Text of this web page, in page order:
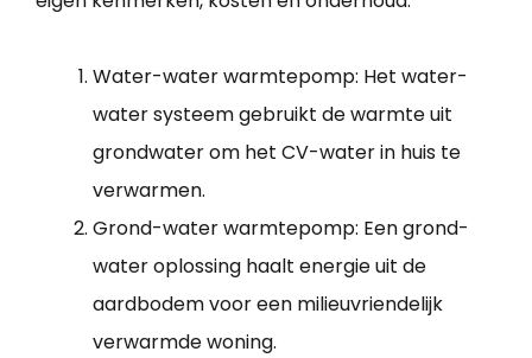
Water-water warmtepomp: Het water-
water systeem gebruikt de warmte uit
grondwater om het CV-water in huis te
verwarmen.
Grond-water warmtepomp: Een grond-
water oplossing haalt energie uit de
aardbodem voor een milieuvriendelijk
verwarmde woning.